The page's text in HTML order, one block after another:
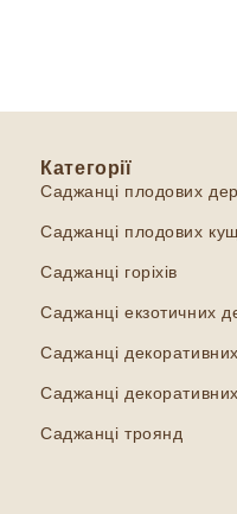
Категорії
Саджанці плодових
Саджанці плодових
Саджанці горіхів
Саджанці екзотичних
Саджанці
Саджанці
Саджанці троянд